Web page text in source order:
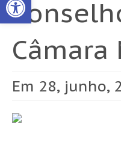
Em 28, junho,